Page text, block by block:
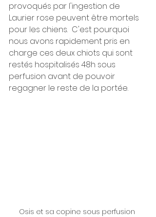
provoqués par l'ingestion de
Laurier rose peuvent être mortels
pour les chiens.  C'est pourquoi
nous avons rapidement pris en
charge ces deux chiots qui sont
restés hospitalisés 48h sous
perfusion avant de pouvoir
regagner le reste de la portée.
Osis et sa copine sous perfusion